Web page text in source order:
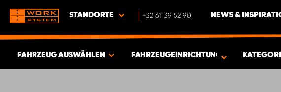
STANDORTE +32 61 39 52 90 NEWS &
FAHRZEUG AUSWÄHLEN FAHRZEUGEINRICHTUNGEN FÜR DEN